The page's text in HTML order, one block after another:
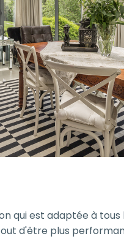
qui est adaptée à tous
d'être plus